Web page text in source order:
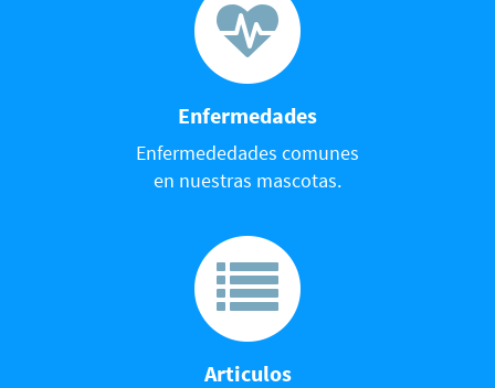
Enfermedades
Enfermededades comunes
en nuestras mascotas.
Articulos